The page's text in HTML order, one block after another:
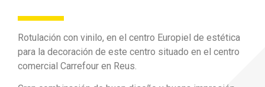
Rotulación con vinilo, en el centro Europiel de estética
para la decoración de este centro situado en el centro
comercial Carrefour en Reus.